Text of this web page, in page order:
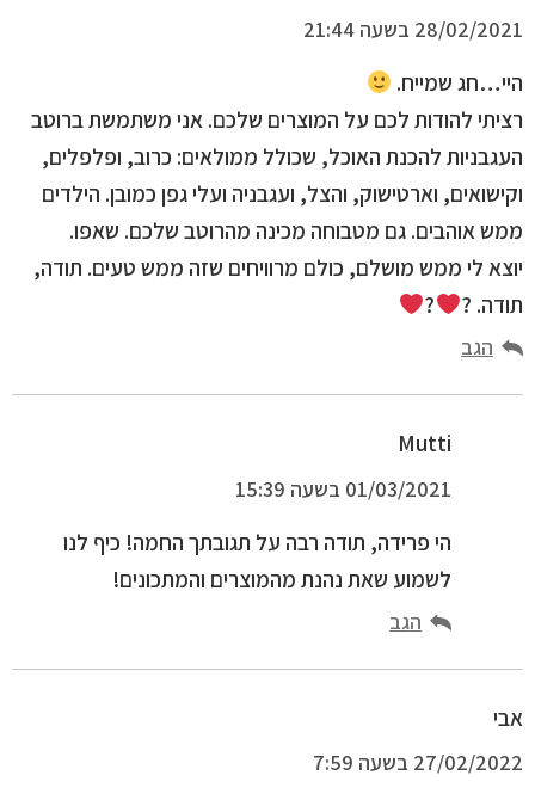
28/02/2021 בשעה 21:44
היי…חג שמייח.
רציתי להודות לכם על המוצרים שלכם. אני משתמשת ברוטב
העגבניות להכנת האוכל, שכולל ממולאים: כרוב, ופלפלים,
וקישואים, וארטישוק, והצל, ועגבניה ועלי גפן כמובן. הילדים
ממש אוהבים. גם מטבוחה מכינה מהרוטב שלכם. שאפו.
יוצא לי ממש מושלם, כולם מרוויחים שזה ממש טעים. תודה,
תודה. ?
?
הגב
Mutti
01/03/2021 בשעה 15:39
הי פרידה, תודה רבה על תגובתך החמה! כיף לנו
לשמוע שאת נהנת מהמוצרים והמתכונים!
הגב
אבי
27/02/2022 בשעה 7:59